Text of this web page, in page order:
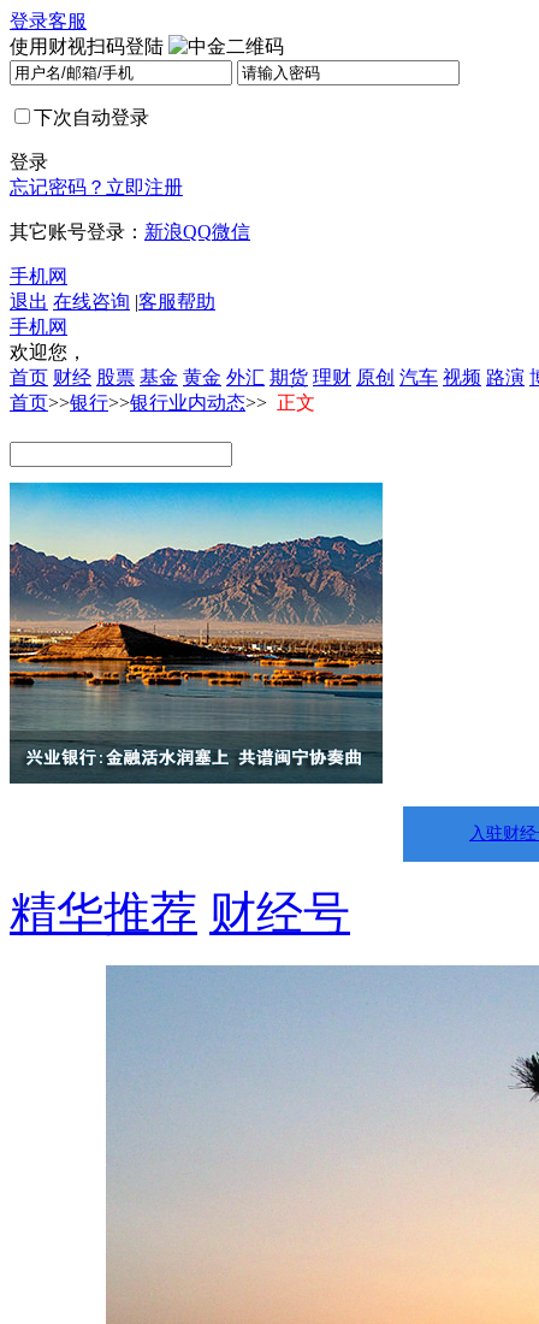
登录客服
使用财视扫码登陆
下次自动登录
登录
忘记密码？ 立即注册
其它账号登录： 新浪QQ微信
手机网
退出 在线咨询 |客服帮助
手机网
欢迎您，
首页 财经 股票 基金 黄金 外汇 期货 理财 原创 汽车 视频 路演
首页>>银行>>银行业内动态>> 正文
入驻财
精华推荐 财经号